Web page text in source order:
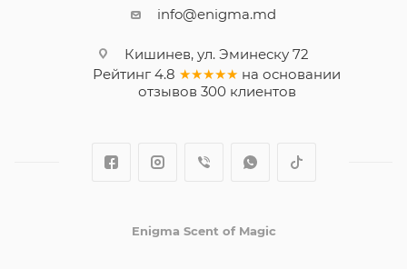
info@enigma.md
Кишинев, ул. Эминеску 72
Рейтинг 4.8 ★★★★★ на основании
отзывов 300клиентов
Enigma Scent of Magic